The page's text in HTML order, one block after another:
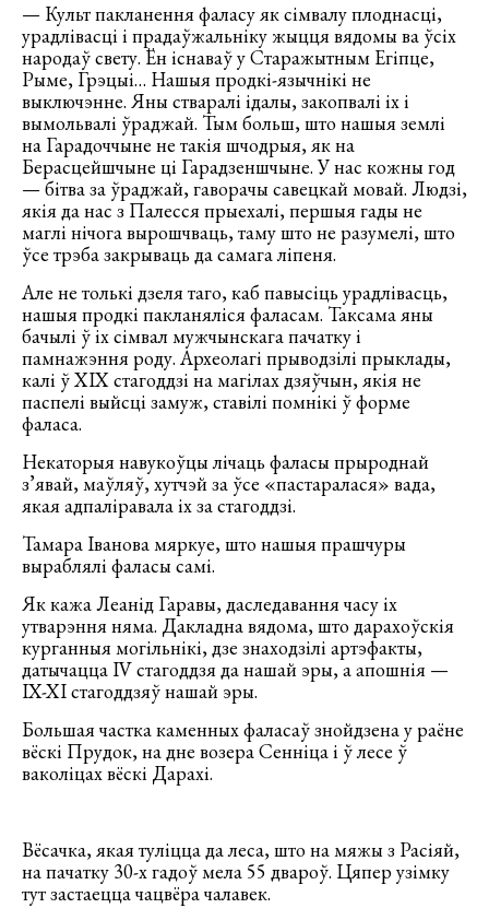
— Культ пакланення фаласу як сімвалу плоднасці,
урадлівасці і прадаўжальніку жыцця вядомы ва ўсіх
народаў свету. Ён існаваў у Старажытным Егіпце,
Рыме, Грэцыі… Нашыя продкі-язычнікі не
выключэнне. Яны стваралі ідалы, закопвалі іх і
вымольвалі ўраджай. Тым больш, што нашыя землі
на Гарадоччыне не такія шчодрыя, як на
Берасцейшчыне ці Гарадзеншчыне. У нас кожны год
— бітва за ўраджай, гаворачы савецкай мовай. Людзі,
якія да нас з Палесся прыехалі, першыя гады не
маглі нічога вырошчваць, таму што не разумелі, што
ўсе трэба закрываць да самага ліпеня.
Але не толькі дзеля таго, каб павысіць урадлівасць,
нашыя продкі пакланяліся фаласам. Таксама яны
бачылі ў іх сімвал мужчынскага пачатку і
памнажэння роду. Археолагі прыводзілі прыклады,
калі ў XIX стагоддзі на магілах дзяўчын, якія не
паспелі выйсці замуж, ставілі помнікі ў форме
фаласа.
Некаторыя навукоўцы лічаць фаласы прыроднай
з’явай, маўляў, хутчэй за ўсе «пастаралася» вада,
якая адпаліравала іх за стагоддзі.
Тамара Іванова мяркуе, што нашыя прашчуры
выраблялі фаласы самі.
Як кажа Леанід Гаравы, даследавання часу іх
утварэння няма. Дакладна вядома, што дарахоўскія
курганныя могільнікі, дзе знаходзілі артэфакты,
датычацца IV стагоддзя да нашай эры, а апошнія —
IX-XI стагоддзяў нашай эры.
Большая частка каменных фаласаў знойдзена у раёне
вёскі Прудок, на дне возера Сенніца і ў лесе ў
ваколіцах вёскі Дарахі.
Вёсачка, якая туліцца да леса, што на мяжы з Расіяй,
на пачатку 30-х гадоў мела 55 двароў. Цяпер узімку
тут застаецца чацвёра чалавек.